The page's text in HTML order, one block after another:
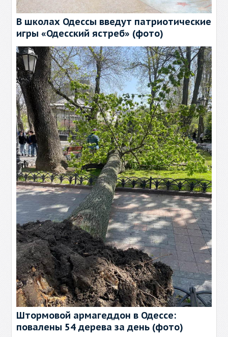
В школах Одессы введут патриотические
игры «Одесский ястреб» (фото)
Штормовой армагеддон в Одессе:
повалены 54 дерева за день (фото)